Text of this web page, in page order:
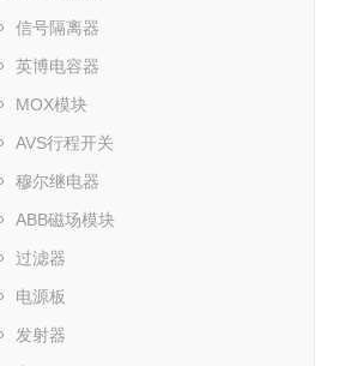
信号隔离器
英博电容器
MOX模块
AVS行程开关
穆尔继电器
ABB磁场模块
过滤器
电源板
发射器